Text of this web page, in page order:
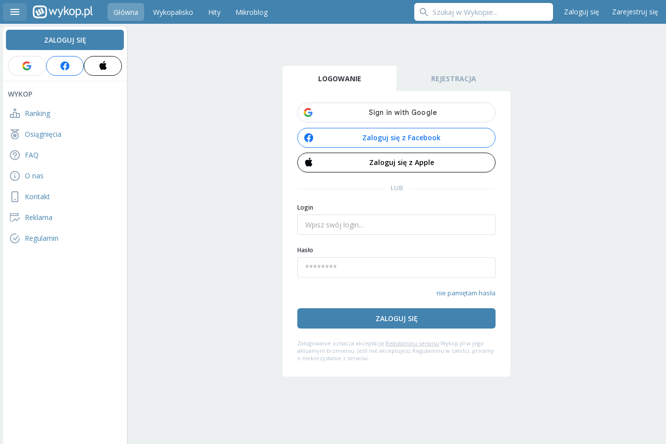
Główna Wykopalisko Hity Mikroblog Zaloguj się Zarejestruj się
ZALOGUJ SIĘ
WYKOP
Ranking
Osiągnięcia
FAQ
O nas
Kontakt
Reklama
Regulamin
LOGOWANIE REJESTRACJA
Zaloguj się z Facebook
Zaloguj się z Apple
LUB
Login
Hasło
nie pamiętam hasła
ZALOGUJ SIĘ
Zalogowanie oznacza akceptację Regulaminu serwisu Wykop.pl w jego
aktualnym brzmieniu. Jeśli nie akceptujesz Regulaminu w całości, prosimy
o niekorzystanie z serwisu.